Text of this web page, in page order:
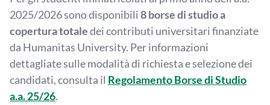
2025/2026 sono disponibili8 borse di studio a
copertura totaledei contributi universitari finanziate
da Humanitas University. Per informazioni
dettagliate sulle modalità di richiesta e selezione dei
candidati, consulta il Regolamento Borse di Studio
a.a. 25/26.